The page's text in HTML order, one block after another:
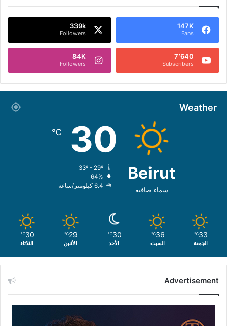
147K
Fans
339k
Followers
7٬640
Subscribers
84K
Followers
Weather
Beirut
سماء صافية
30
℃
64%
6.4 كيلومتر/ساعة
33
℃
الجمعة
36
℃
السبت
30
℃
الأحد
29
℃
الأثنين
30
℃
الثلاثاء
Advertisement